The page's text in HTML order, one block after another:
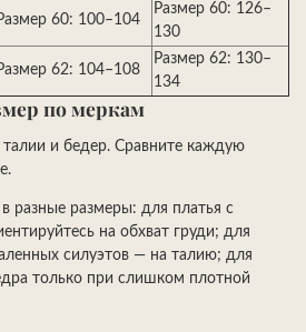
60: 100–104
Размер 60: 126–
130
62: 104–108
Размер 62: 130–
134
по меркам
и бедер. Сравните каждую
разные размеры: для платья с
на обхват груди; для
силуэтов — на талию; для
только при слишком плотной